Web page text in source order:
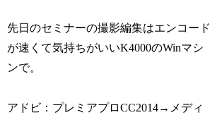
先日のセミナーの撮影編集はエンコード
が速くて気持ちがいいK4000のWinマシ
ンで。
アドビ：プレミアプロCC2014→メディ